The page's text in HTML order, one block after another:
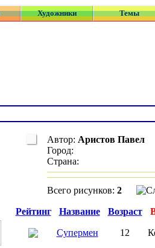
Художники Темы
Автор: Аристов Павел
Город:
Страна:
Всего рисунков: 2
Рейтинг Название Возраст
Супермен 12